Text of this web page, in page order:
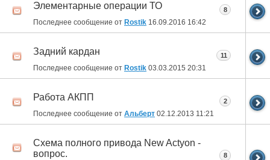
Элементарные операции ТО
Последнее сообщение от Rostik 16.09.2016 16:42
8
Задний кардан
Последнее сообщение от Rostik 03.03.2015 20:31
11
Работа АКПП
Последнее сообщение от Альберт 02.12.2013 11:21
2
Схема полного привода New Actyon -
вопрос.
8